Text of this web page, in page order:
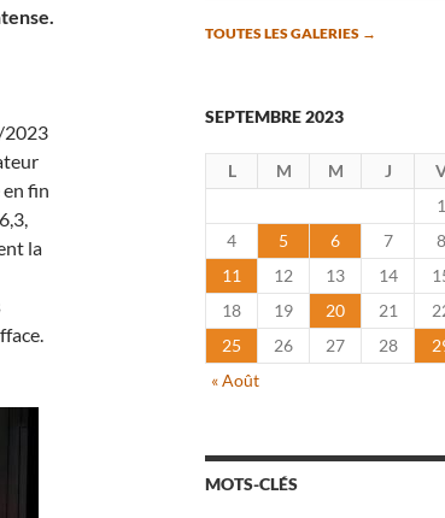
2023
fin
la
TOUTES LES GALERIES →
SEPTEMBRE 2023
L M M J
1
4
5 6 7 8
11
12 13 14
18
19 20 21
25
26 27 28
« Août
MOTS-CLÉS